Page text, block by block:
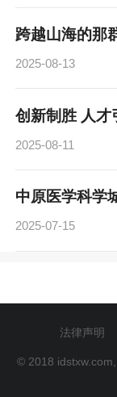
跨越山海的那
2025-08-13
创新制胜 人才
2025-08-11
中原医学科学
2025-07-15
法律声明
© 2018